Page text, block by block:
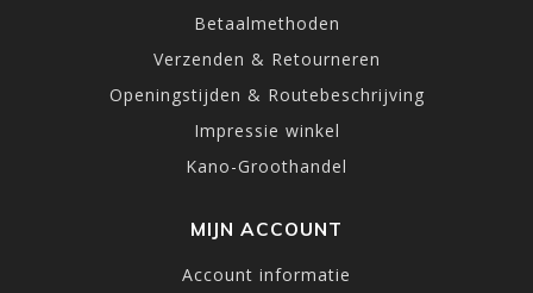
Betaalmethoden
Verzenden & Retourneren
Openingstijden & Routebeschrijving
Impressie winkel
Kano-Groothandel
MIJN ACCOUNT
Account informatie